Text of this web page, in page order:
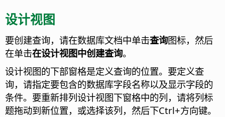
设计视图
要创建查询，请在数据库文档中单击查询图标，然后
在单击在设计视图中创建查询。
设计视图的下部窗格是定义查询的位置。要定义查
询，请指定要包含的数据库字段名称以及显示字段的
条件。要重新排列设计视图下窗格中的列，请将列标
题拖动到新位置，或选择该列，然后下Ctrl+方向键。